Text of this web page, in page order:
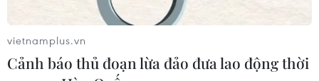
vietnamplus.vn
Cảnh báo thủ đoạn lừa đảo đưa lao động thời